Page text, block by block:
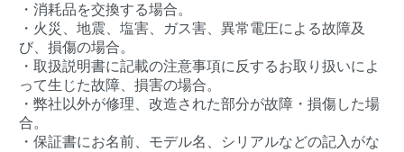
・消耗品を交換する場合。
・火災、地震、塩害、ガス害、異常電圧による故障及
び、損傷の場合。
・取扱説明書に記載の注意事項に反するお取り扱いによ
って生じた故障、損害の場合。
・弊社以外が修理、改造された部分が故障・損傷した場
合。
・保証書にお名前、モデル名、シリアルなどの記入がな